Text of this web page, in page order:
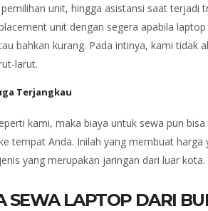
unit, hingga asistansi saat terjadi
unit dengan segera apabila
bahkan kurang. Pada intinya, kami tidak
larut.
Terjangkau
kami, maka biaya untuk sewa pun
tempat Anda. Inilah yang membuat harga
yang merupakan jaringan dari luar kota.
SEWA LAPTOP DARI